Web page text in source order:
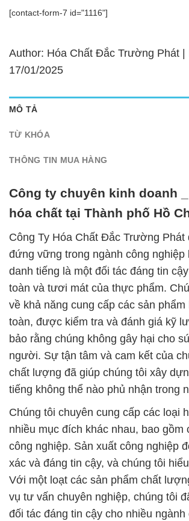
[contact-form-7 id="1116"]
Author: Hóa Chất Đắc Trường Phát |
17/01/2025
MÔ TẢ
TỪ KHÓA
THÔNG TIN MUA HÀNG
Công ty chuyên kinh doanh
hóa chất tại Thành phố Hồ
Công Ty Hóa Chất Đắc Trường Phát
đứng vững trong ngành công nghiệp
danh tiếng là một đối tác đáng tin
toàn và tươi mát của thực phẩm.
về khả năng cung cấp các sản phẩm
toàn, được kiểm tra và đánh giá kỹ
bảo rằng chúng không gây hại cho
người. Sự tận tâm và cam kết của
chất lượng đã giúp chúng tôi xây
tiếng không thể nào phủ nhận trong
Chúng tôi chuyên cung cấp các loại
nhiều mục đích khác nhau, bao gồm
công nghiệp. Sản xuất công nghiệp
xác và đáng tin cậy, và chúng tôi
Với một loạt các sản phẩm chất
vụ tư vấn chuyên nghiệp, chúng tôi
đối tác đáng tin cậy cho nhiều ngành